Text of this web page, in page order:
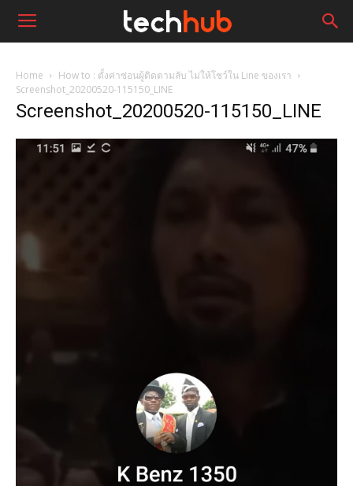
Home
How to : ตั้งค่าซ่อนผู้ติดตามลับ ไม่ให้โชว์ใน Line ของเรา
Screenshot_20200520-115150_LINE
Screenshot_20200520-115150_LINE